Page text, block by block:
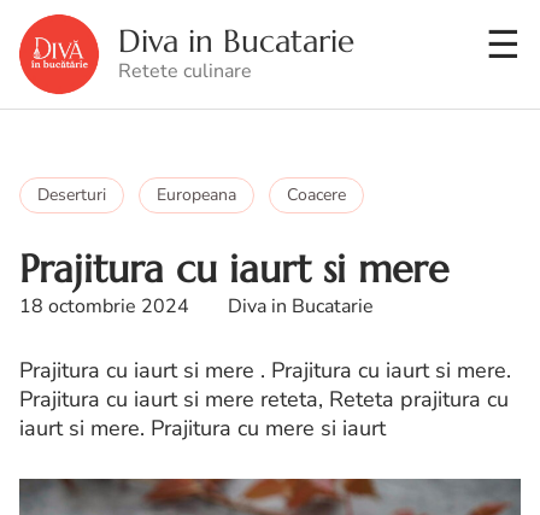
Diva in Bucatarie
Retete culinare
Deserturi Europeana Coacere
Prajitura cu iaurt si mere
18 octombrie 2024 Diva in Bucatarie
Prajitura cu iaurt si mere . Prajitura cu iaurt si mere.
Prajitura cu iaurt si mere reteta, Reteta prajitura cu
iaurt si mere. Prajitura cu mere si iaurt